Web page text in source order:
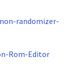
randomizer-
Rom-Editor